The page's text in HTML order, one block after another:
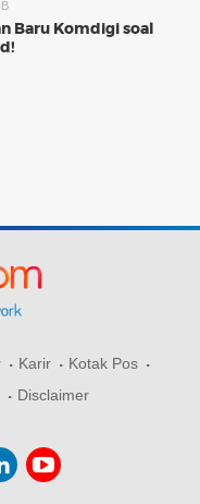
Baru Komdigi soal
Karir
Kotak Pos
Disclaimer